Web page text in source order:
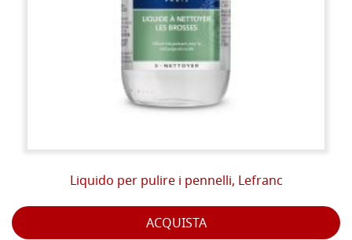
Liquido per pulire i pennelli, Lefranc
ACQUISTA